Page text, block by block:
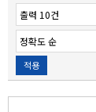
적용